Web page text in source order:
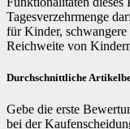
Tagesverzehrmenge
für Kinder,
Reichweite von
Durchschnittliche
Gebe die erste
bei der